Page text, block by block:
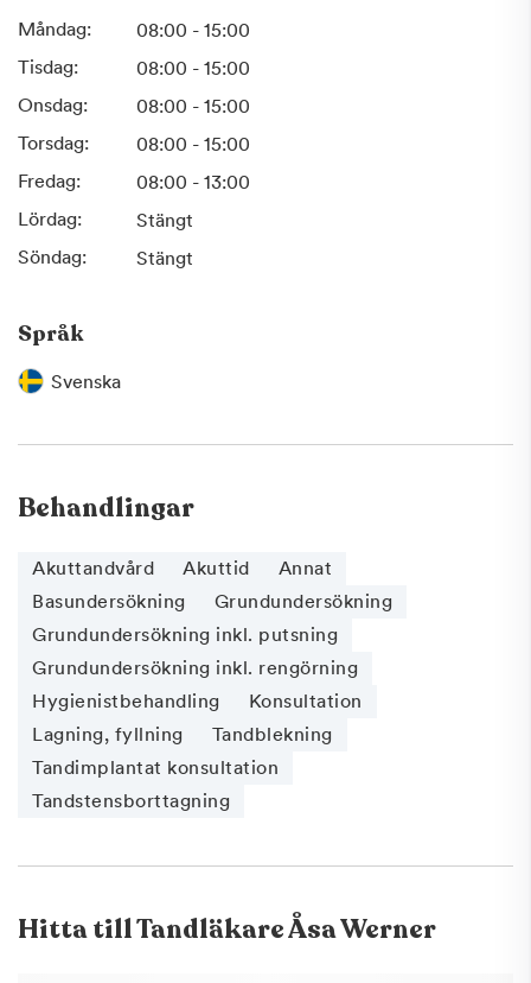
Måndag:
08:00 - 15:00
Tisdag:
08:00 - 15:00
Onsdag:
08:00 - 15:00
Torsdag:
08:00 - 15:00
Fredag:
08:00 - 13:00
Lördag:
Stängt
Söndag:
Stängt
Språk
Svenska
Behandlingar
Akuttandvård Akuttid
Annat
Basundersökning
Grundundersökning
Grundundersökning inkl. putsning
Grundundersökning inkl. rengörning
Hygienistbehandling
Konsultation
Lagning, fyllning
Tandblekning
Tandimplantat konsultation
Tandstensborttagning
Hitta tillTandläkare Åsa Werner